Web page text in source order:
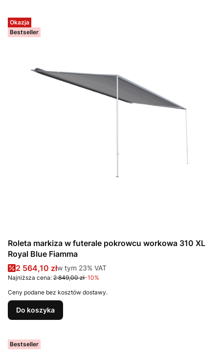
Okazja
Bestseller
Roleta markiza w futerale pokrowcu workowa 310 XL
Royal Blue Fiamma
Cena promocyjna brutto
2 564,10 złw tym %s VAT
w tym 23% VAT
Najniższa cena: 2 849,00 zł-10%
Ceny podane bez kosztów dostawy.
Do koszyka
Bestseller